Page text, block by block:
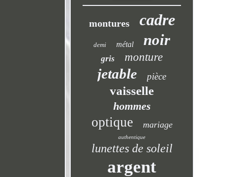
montures cadre
demi métal noir
gris monture
jetable pièce
vaisselle
hommes
optique mariage
authentique
lunettes de soleil
argent